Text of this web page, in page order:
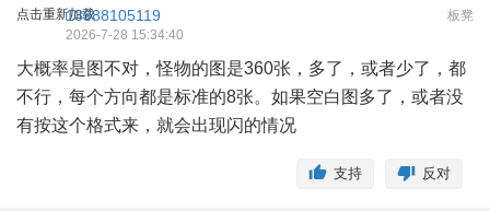
点击重新加载 板凳
13388105119
2026-7-28 15:34:40
大概率是图不对，怪物的图是360张，多了，或者少了，都
不行，每个方向都是标准的8张。如果空白图多了，或者没
有按这个格式来，就会出现闪的情况
反对
支持